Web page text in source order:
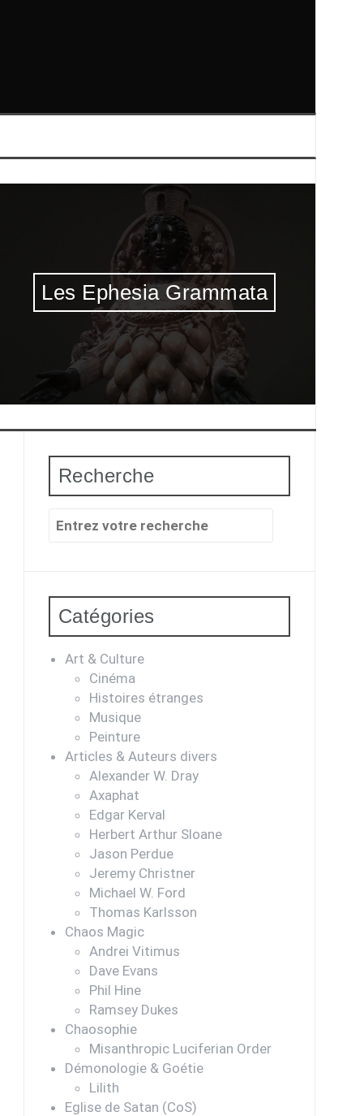
Les Ephesia Grammata
Recherche
Recherche
Catégories
Art & Culture
Cinéma
Histoires étranges
Musique
Peinture
Articles & Auteurs divers
Alexander W. Dray
Axaphat
Edgar Kerval
Herbert Arthur Sloane
Jason Perdue
Jeremy Christner
Michael W. Ford
Thomas Karlsson
Chaos Magic
Andrei Vitimus
Dave Evans
Phil Hine
Ramsey Dukes
Chaosophie
Misanthropic Luciferian Order
Démonologie & Goétie
Lilith
Eglise de Satan (CoS)